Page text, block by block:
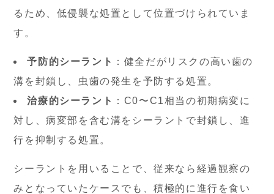
るため、低侵襲な処置として位置づけられていま
す。
予防的シーラント
：健全だがリスクの高い歯の
溝を封鎖し、虫歯の発生を予防する処置。
治療的シーラント
：C0〜C1相当の初期病変に
対し、病変部を含む溝をシーラントで封鎖し、進
行を抑制する処置。
シーラントを用いることで、従来なら経過観察の
みとなっていたケースでも、積極的に進行を食い